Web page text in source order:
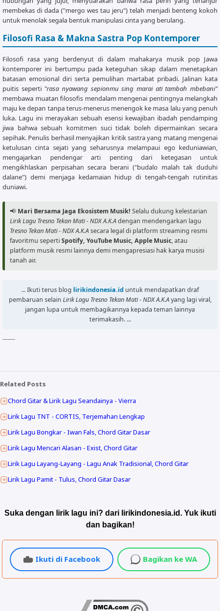
Wedokan liyane ra bakal iso ngganteni
Em               Am
Jenengmu tak ukir sakjroning ati
[Chorus - Repeat]
        C                G
Pengenku siji nyanding sliramu tekan ku mati
        Am               Em
Dongaku ra bakal mandeg sedurung sliramu bali
        F                C
Tok duakke ora popo tresnoku tekane mati
        Dm               G
Sing penting rasaku sak teruse ono neng njero ati
         C
neng atimu
[Rap Verse 2]
C
G
Jelas paling tulus sak dunia
Am
Walau kadang gawe ati kelaran
Em
Opo wae tak tabrak yang menjadi penghalang
Raono muntire lehku berjuang
G
F                G
Wedokan liyane ra bakal iso ngganteni
Jenengmu tak ukir sakjroning ati
        C                G
Pengenku siji nyanding sliramu tekan ku mati
Dongaku ra bakal mandeg sedurung sliramu bali
        F                C
Sing penting rasaku sak teruse ono neng njero ati
[Outro]
C  G  Am  Em
membekas di dada ("mergo wes tau jeru") telah menjadi benteng kokoh
untuk menolak segala bentuk manipulasi cinta yang berulang.
Filosofi Rasa & Makna Sastra Pop Kontemporer
Filosofi rasa yang berdenyut di dalam mahakarya musik pop Jawa
kontemporer ini bertumpu pada keteguhan sikap dalam menetapkan
batasan emosional diri serta pemulihan martabat pribadi. Jalinan kata
puitis seperti "rasa nyawang sepionmu sing marai ati tambah mbebani"
membawa muatan filosofis mendalam mengenai pentingnya melangkah
maju ke depan tanpa terus-menerus menengok ke masa lalu yang penuh
luka. Lagu ini merayakan sebuah esensi kewajiban ibadah pendamping
jiwa bahwa sebuah komitmen suci tidak boleh dipermainkan secara
sepihak. Penulis berhasil menyajikan kritik sastra yang matang mengenai
ketulusan cinta sejati yang seharusnya melampaui ego keduniawian,
mengajarkan pendengar arti penting dari ketegasan untuk
mengikhlaskan perpisahan secara berani ("budalo malah tak duduhi
dalane") demi menjaga kedamaian hidup di tengah-tengah rutinitas
duniawi.
📢 Mari Bersama Jaga Ekosistem Musik! Selalu dukung kelestarian
Lirik Lagu Tresno Tekan Mati - NDX A.K.Adengan mendengarkan lagu
Tresno Tekan Mati - NDX A.K.Asecara legal di platform streaming resmi
favoritmu sepertiSpotify, YouTube Music, Apple Music, atau
platform musik resmi lainnya demi mengapresiasi hak karya musisi
tanah air.
... Ikuti terus blog lirikindonesia.id untuk mendapatkan draf
pembaruan selain Lirik Lagu Tresno Tekan Mati - NDX A.K.Ayang lagi viral,
jangan lupa untuk membagikannya kepada teman lainnya
terimakasih. ...
Related Posts
Chord Gitar & Lirik Lagu Seandainya - Vierra
Lirik Lagu TNT - CORTIS, Terjemahan Lengkap
Lirik Lagu Bongkar - Iwan Fals, Chord Gitar Dasar
Lirik Lagu Mencari Alasan - Exist, Chord Gitar
Lirik Lagu Layang-Layang - Lagu Anak Tradisional, Chord Gitar
Lirik Lagu Pamit - Tulus, Chord Gitar Dasar
Suka dengan lirik lagu ini? dari lirikindonesia.id. Yuk ikuti
dan bagikan!
Ikuti di Facebook Bagikan ke WA